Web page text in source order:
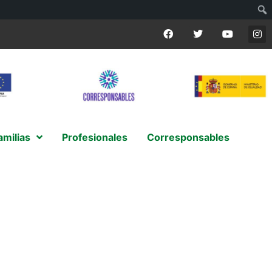
Profesionales Corresponsables